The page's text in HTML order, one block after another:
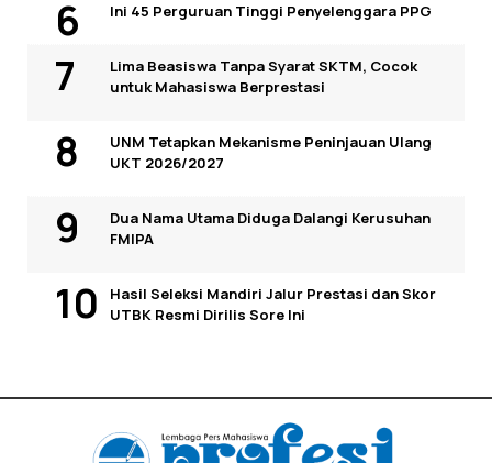
Ini 45 Perguruan Tinggi Penyelenggara PPG
Lima Beasiswa Tanpa Syarat SKTM, Cocok
untuk Mahasiswa Berprestasi
UNM Tetapkan Mekanisme Peninjauan Ulang
UKT 2026/2027
Dua Nama Utama Diduga Dalangi Kerusuhan
FMIPA
Hasil Seleksi Mandiri Jalur Prestasi dan Skor
UTBK Resmi Dirilis Sore Ini